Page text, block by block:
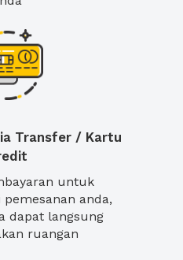
Transfer / Kartu
untuk
anda,
dapat langsung
ruangan